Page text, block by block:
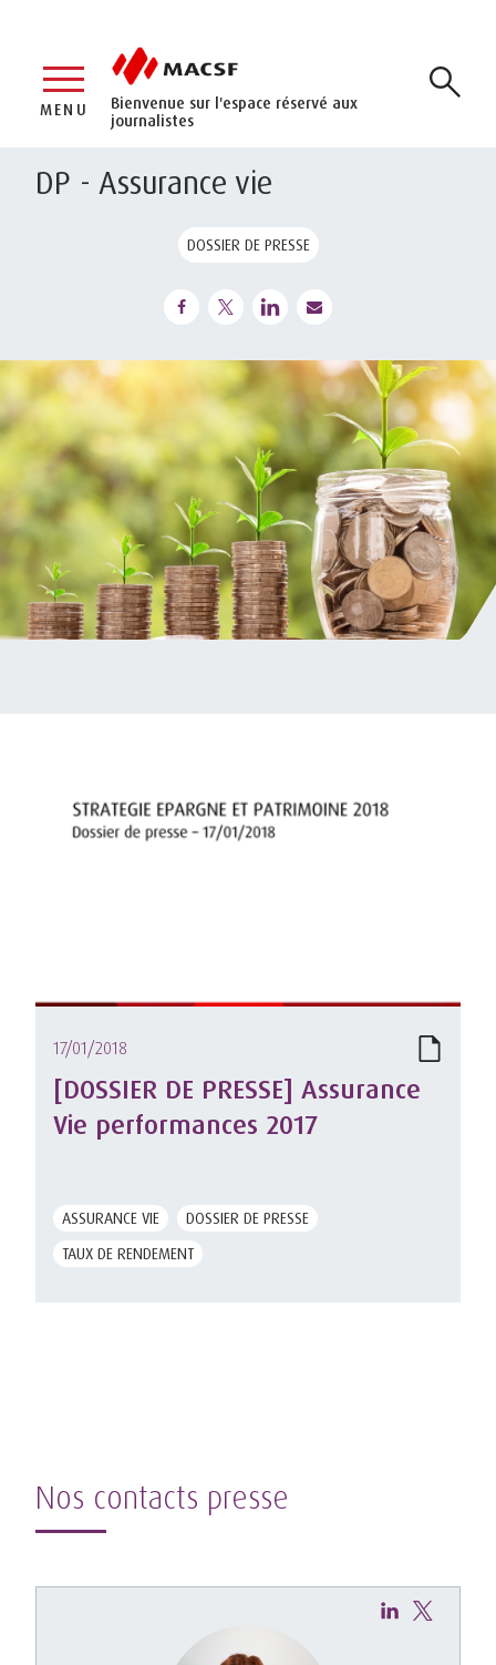
Bienvenue sur l'espace réservé aux
journalistes
MENU
DP - Assurance vie
DOSSIER DE PRESSE
17/01/2018
[DOSSIER DE PRESSE] Assurance
Vie performances 2017
ASSURANCE VIE
DOSSIER DE PRESSE
TAUX DE RENDEMENT
Nos contacts presse